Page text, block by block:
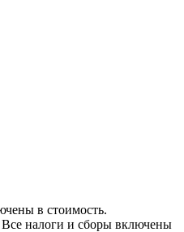
в стоимость.
налоги и сборы включены